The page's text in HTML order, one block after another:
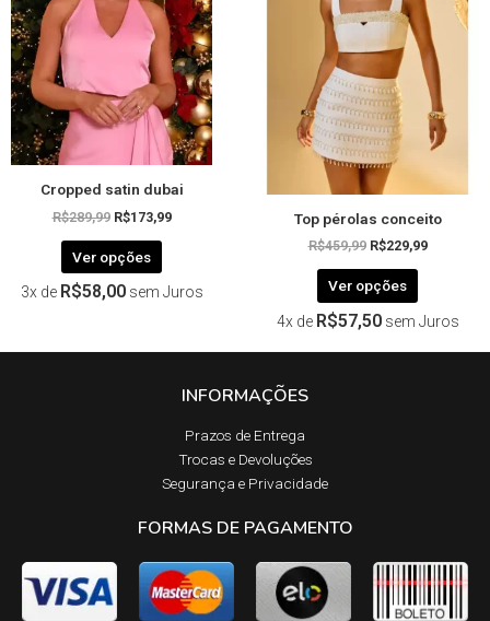
Cropped satin dubai
R$289,99 R$173,99
Ver opções
As
opções
podem
ser
escolhidas
na
página
do
produto
3x de R$58,00 sem Juros
Top pérolas conceito
R$459,99 R$229,99
Ver opções
As
opções
podem
ser
escolhidas
na
página
do
produto
4x de R$57,50 sem Juros
INFORMAÇÕES
Prazos de Entrega​
Trocas e Devoluções​
Segurança e Privacidade
FORMAS DE PAGAMENTO